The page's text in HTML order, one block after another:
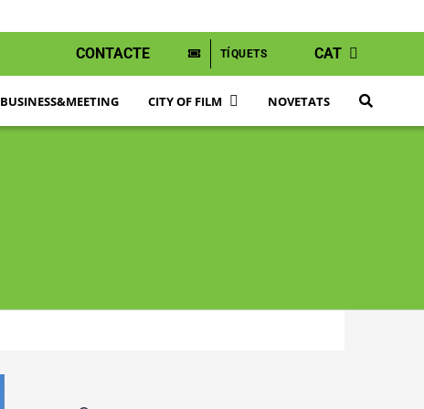
CONTACTE TÍQUETS CAT
BUSINESS&MEETING CITY OF FILM NOVETATS